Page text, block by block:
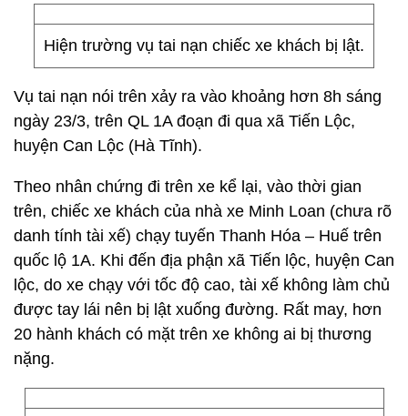
Hiện trường vụ tai nạn chiếc xe khách bị lật.
Vụ tai nạn nói trên xảy ra vào khoảng hơn 8h sáng
ngày 23/3, trên QL 1A đoạn đi qua xã Tiến Lộc,
huyện Can Lộc (Hà Tĩnh).
Theo nhân chứng đi trên xe kể lại, vào thời gian
trên, chiếc xe khách của nhà xe Minh Loan (chưa rõ
danh tính tài xế) chạy tuyến Thanh Hóa – Huế trên
quốc lộ 1A. Khi đến địa phận xã Tiến lộc, huyện Can
lộc, do xe chạy với tốc độ cao, tài xế không làm chủ
được tay lái nên bị lật xuống đường. Rất may, hơn
20 hành khách có mặt trên xe không ai bị thương
nặng.